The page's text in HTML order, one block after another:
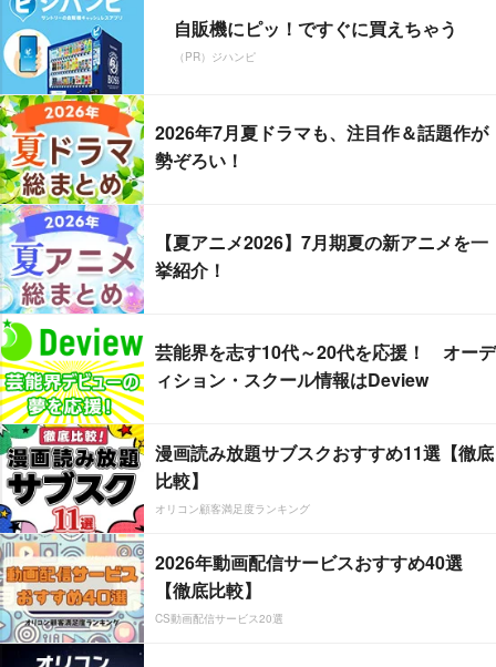
自販機にピッ！ですぐに買えちゃう
（PR）ジハンピ
2026年7月夏ドラマも、注目作＆話題作が
勢ぞろい！
【夏アニメ2026】7月期夏の新アニメを一
挙紹介！
芸能界を志す10代～20代を応援！ オーデ
ィション・スクール情報はDeview
漫画読み放題サブスクおすすめ11選【徹底
比較】
オリコン顧客満足度ランキング
2026年動画配信サービスおすすめ40選
【徹底比較】
CS動画配信サービス20選